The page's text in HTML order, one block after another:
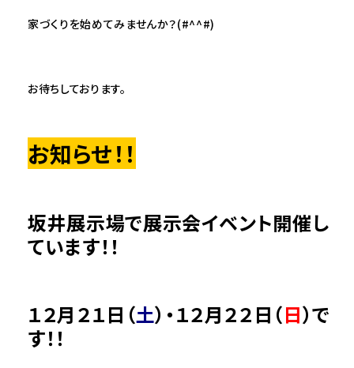
家づくりを始めてみませんか？(#^^#)
お待ちしております。
お知らせ！！
坂井展示場で展示会イベント開催し
ています！！
１２月２１日（土）・１２月２２日（日）で
す！！